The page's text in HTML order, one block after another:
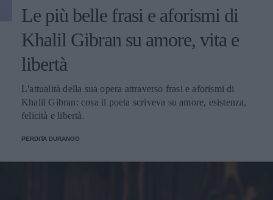
Le più belle frasi e aforismi di
Khalil Gibran su amore, vita e
libertà
L'attualità della sua opera attraverso frasi e aforismi di
Khalil Gibran: cosa il poeta scriveva su amore, esistenza,
felicità e libertà.
PERDITA DURANGO